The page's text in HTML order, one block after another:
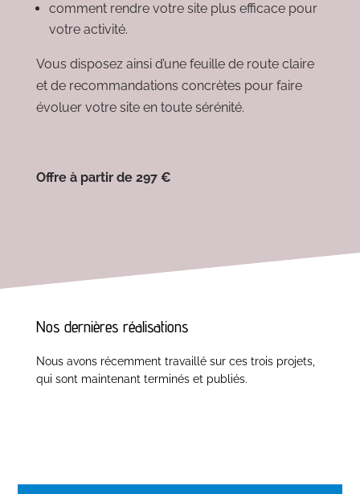
comment rendre votre site plus efficace pour
votre activité.
Vous disposez ainsi d’une feuille de route claire
et de recommandations concrètes pour faire
évoluer votre site en toute sérénité.
Offre à partir de 297 €
Nos dernières réalisations
Nous avons récemment travaillé sur ces trois projets,
qui sont maintenant terminés et publiés.